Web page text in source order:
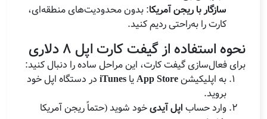
سازگار با ریجن آمریکا: بدون محدودیت‌های منطقه‌ای،
کارت را به‌راحتی ردیم کنید.
نحوه استفاده از گیفت کارت اپل 8 دلاری
برای فعال‌سازی گیفت کارت، این مراحل ساده را دنبال کنید:
به اپلیکیشنApp Storeیا iTunes در دستگاه اپل خود
بروید.
وارد حساب اپل آیدیخود شوید (حتماً ریجن آمریکا